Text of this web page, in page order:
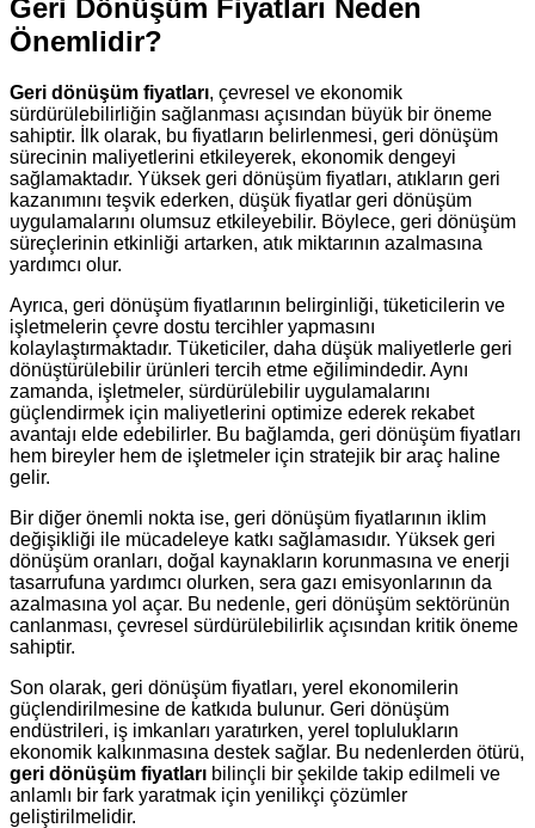
Geri Dönüşüm Fiyatları Neden
Önemlidir?
Geri dönüşüm fiyatları, çevresel ve ekonomik
sürdürülebilirliğin sağlanması açısından büyük bir öneme
sahiptir. İlk olarak, bu fiyatların belirlenmesi, geri dönüşüm
sürecinin maliyetlerini etkileyerek, ekonomik dengeyi
sağlamaktadır. Yüksek geri dönüşüm fiyatları, atıkların geri
kazanımını teşvik ederken, düşük fiyatlar geri dönüşüm
uygulamalarını olumsuz etkileyebilir. Böylece, geri dönüşüm
süreçlerinin etkinliği artarken, atık miktarının azalmasına
yardımcı olur.
Ayrıca, geri dönüşüm fiyatlarının belirginliği, tüketicilerin ve
işletmelerin çevre dostu tercihler yapmasını
kolaylaştırmaktadır. Tüketiciler, daha düşük maliyetlerle geri
dönüştürülebilir ürünleri tercih etme eğilimindedir. Aynı
zamanda, işletmeler, sürdürülebilir uygulamalarını
güçlendirmek için maliyetlerini optimize ederek rekabet
avantajı elde edebilirler. Bu bağlamda, geri dönüşüm fiyatları
hem bireyler hem de işletmeler için stratejik bir araç haline
gelir.
Bir diğer önemli nokta ise, geri dönüşüm fiyatlarının iklim
değişikliği ile mücadeleye katkı sağlamasıdır. Yüksek geri
dönüşüm oranları, doğal kaynakların korunmasına ve enerji
tasarrufuna yardımcı olurken, sera gazı emisyonlarının da
azalmasına yol açar. Bu nedenle, geri dönüşüm sektörünün
canlanması, çevresel sürdürülebilirlik açısından kritik öneme
sahiptir.
Son olarak, geri dönüşüm fiyatları, yerel ekonomilerin
güçlendirilmesine de katkıda bulunur. Geri dönüşüm
endüstrileri, iş imkanları yaratırken, yerel toplulukların
ekonomik kalkınmasına destek sağlar. Bu nedenlerden ötürü,
geri dönüşüm fiyatları bilinçli bir şekilde takip edilmeli ve
anlamlı bir fark yaratmak için yenilikçi çözümler
geliştirilmelidir.